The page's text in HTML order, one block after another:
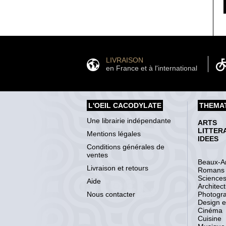
LIVRAISON
en France et à l'international
L'OEIL CACODYLATE
Une librairie indépendante
Mentions légales
Conditions générales de
ventes
Livraison et retours
Aide
Nous contacter
ARTS
IDEES
Beaux-
Romans
Design
Cinéma
Cuisine